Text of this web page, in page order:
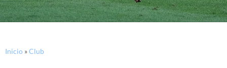
Inicio »Club